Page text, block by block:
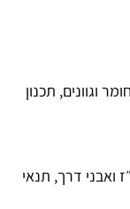
וגוונים, תכנון
ואבני דרך, תנאי